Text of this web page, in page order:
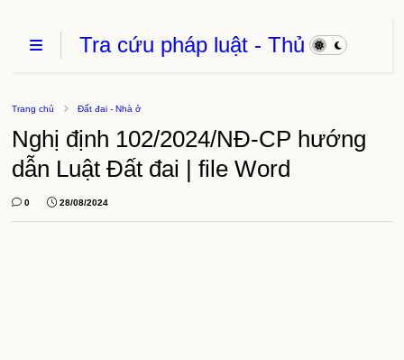
Tra cứu pháp luật - Thủ
thuật phần mềm
Trang chủ Đất đai - Nhà ở
Nghị định 102/2024/NĐ-CP hướng
dẫn Luật Đất đai | file Word
0 28/08/2024